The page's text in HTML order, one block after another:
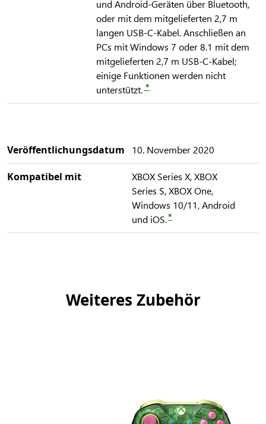
und Android-Geräten über Bluetooth,
oder mit dem mitgelieferten 2,7 m
langen USB-C-Kabel. Anschließen an
PCs mit Windows 7 oder 8.1 mit dem
mitgelieferten 2,7 m USB-C-Kabel;
einige Funktionen werden nicht
unterstützt. *
Veröffentlichungsdatum 10. November 2020
Kompatibel mit
XBOX Series X, XBOX
Series S, XBOX One,
Windows 10/11, Android
und iOS.*
Weiteres Zubehör